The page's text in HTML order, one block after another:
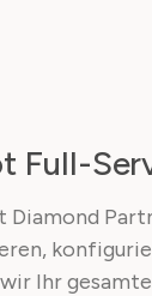
Full-
Diamond
Ihr